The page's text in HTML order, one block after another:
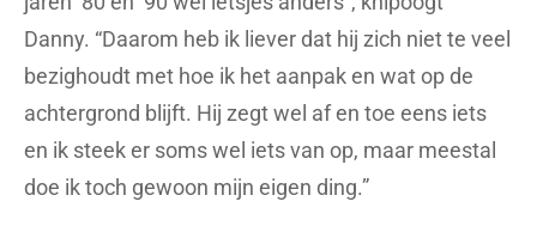
Danny. “Daarom heb ik liever dat hij zich niet te veel
bezighoudt met hoe ik het aanpak en wat op de
achtergrond blijft. Hij zegt wel af en toe eens iets
en ik steek er soms wel iets van op, maar meestal
doe ik toch gewoon mijn eigen ding.”